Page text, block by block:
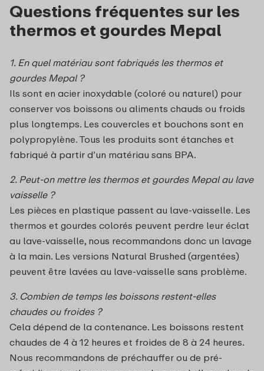
Questions fréquentes sur les
thermos et gourdes Mepal
1. En quel matériau sont fabriqués les thermos et
gourdes Mepal ?
Ils sont en acier inoxydable (coloré ou naturel) pour
conserver vos boissons ou aliments chauds ou froids
plus longtemps. Les couvercles et bouchons sont en
polypropylène. Tous les produits sont étanches et
fabriqué à partir d’un matériau sans BPA.
2. Peut-on mettre les thermos et gourdes Mepal au lave
vaisselle ?
Les pièces en plastique passent au lave-vaisselle. Les
thermos et gourdes colorés peuvent perdre leur éclat
au lave-vaisselle, nous recommandons donc un lavage
à la main. Les versions Natural Brushed (argentées)
peuvent être lavées au lave-vaisselle sans problème.
3. Combien de temps les boissons restent-elles
chaudes ou froides ?
Cela dépend de la contenance. Les boissons restent
chaudes de 4 à 12 heures et froides de 8 à 24 heures.
Nous recommandons de préchauffer ou de pré-